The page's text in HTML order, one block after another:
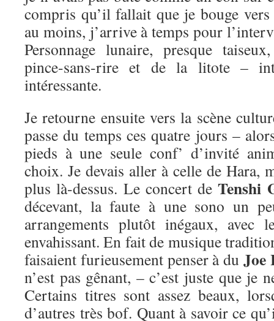
compris qu’il fallait que je bouge
au moins, j’arrive à temps pour
Personnage lunaire, presque
pince-sans-rire et de la litote –
intéressante.
Je retourne ensuite vers la scène
passe du temps ces quatre jours –
pieds à une seule conf’ d’invité
choix. Je devais aller à celle de Hara,
plus là-dessus. Le concert deTenshi
décevant, la faute à une sono un
arrangements plutôt inégaux, avec
envahissant. En fait de musique
faisaient furieusement penser à du Joe
n’est pas gênant, – c’est juste que je
Certains titres sont assez beaux,
d’autres très bof. Quant à savoir ce